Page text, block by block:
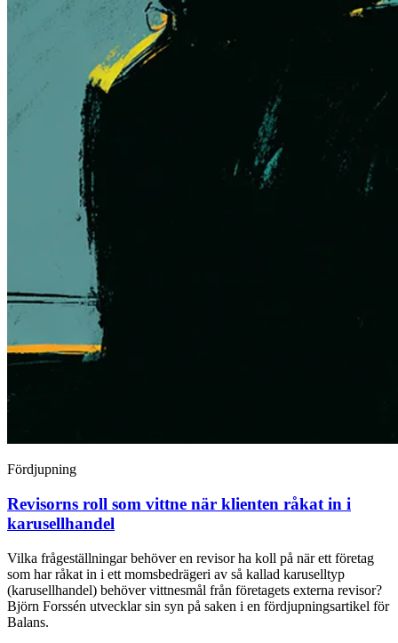
Fördjupning
Revisorns roll som vittne när klienten råkat in i
karusellhandel
Vilka frågeställningar behöver en revisor ha koll på när ett företag
som har råkat in i ett momsbedrägeri av så kallad karuselltyp
(karusellhandel) behöver vittnesmål från företagets externa revisor?
Björn Forssén utvecklar sin syn på saken i en fördjupningsartikel för
Balans.